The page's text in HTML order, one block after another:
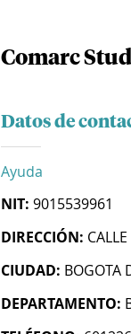
Comarc
Datos de
Ayuda
NIT: 9015539961
DIRECCIÓN:
CIUDAD: BOGOTA
DEPARTAMENTO: